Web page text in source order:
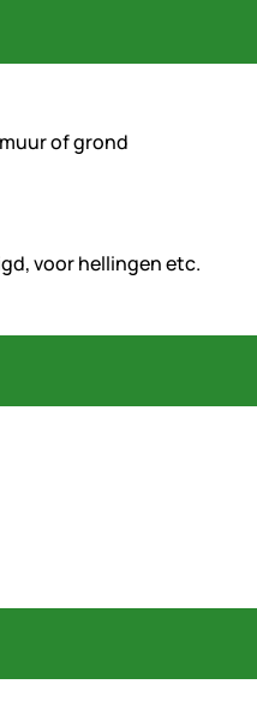
of grond
voor hellingen etc.